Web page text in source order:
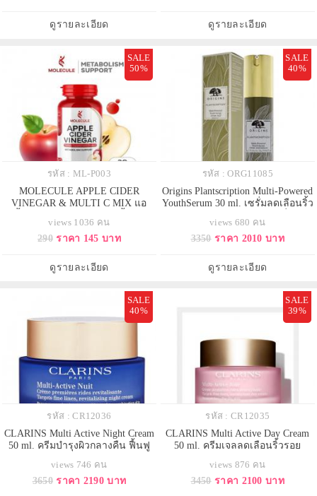
เนียน ชุ่มชื้น และสุขภาพผิวดูดีขึ้น
เนื้อเซรั่มบางเบาซึมเ
ดูรายละเอียด
ทันที สัมผัสได้ของผิวที่เบาสบาย
เรียบลื่นพร้อมการบำรุงให้ผิวด
ดูรายละเอียด
SALE
50%
รหัส : ML-P003
MOLECULE APPLE CIDER
VINEGAR & MULTI C MIX แอ
อร์ วีเนก้าร์ วิตามินซี แบบเม็ด
views 1036 คน
290 ราคา 145 บาท
ดูรายละเอียด
SALE
40%
รหัส : ORG11085
Origins Plantscription Multi-Powered
YouthSerum 30 ml. เซรั่มลดเลือนริ้ว
ผสมจากธรรมชาติ 90% ช่วยให้ผิว
แลดูอ่อนเยาว์ 15 ประการ ช่วยให้
คอแลดูจางลง เผยผลลัพธ์ผิวที่แลดู
กระชับขึ้นในเวลาเพียง 7 วั
views 680 คน
3350 ราคา 2010 บาท
ดูรายละเอียด
SALE
40%
รหัส : CR12036
CLARINS Multi Active Night Cream
50 ml. ครีมบำรุงผิวกลางคืน ฟื้นฟู
ปลั่งอ่อนนเยาว์ให้ผิว เสมือนนอน
ครบ 8 ชม.พร้อมคืนความเรียบเนียน
views 746 คน
3650 ราคา 2190 บาท
SALE
39%
รหัส : CR12035
CLARINS Multi Active Day Cream
50 ml. ครีมเจลลดเลือนริ้วรอย
ผิวแห้ง ช่วยชะลอการเกิดริ้วรอยแรก
เริ่ม เนื้อบางเบา ซึมซาบไว สบายผิว
views 876 คน
3450 ราคา 2100 บาท